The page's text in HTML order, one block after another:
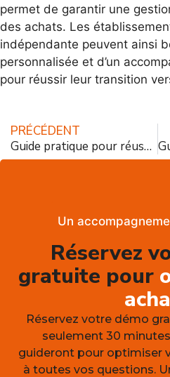
permet de garantir une
des achats. Les
indépendante peuvent ainsi
personnalisée et d’un
pour réussir leur transition
PRÉCÉDENT
Guide pratique pour réussir une configuration personnalisée sur votre appareil en 5 étapes simples
Un
Réservez
gratuite pour
Réservez votre démo
seulement 30
guideront pour optimiser
à toutes vos questions.